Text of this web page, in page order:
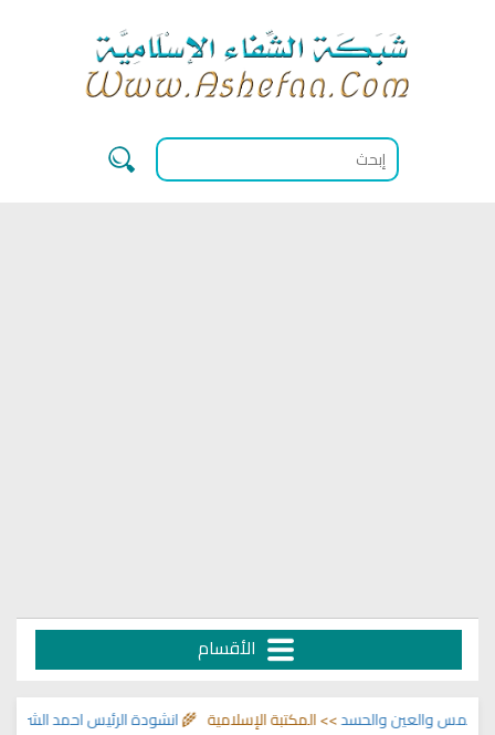
الأقسام
انشودة الرئيس احمد الشرع>> والعين والحسد>> المكتبة الإسلامية 🌾